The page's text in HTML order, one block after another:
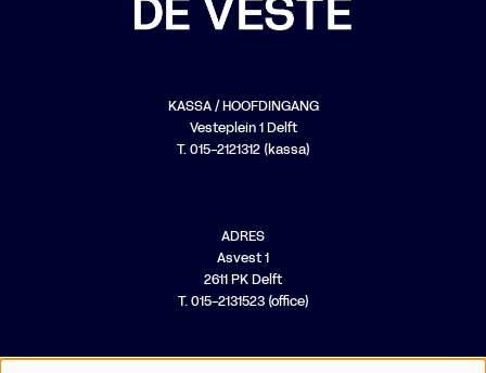
KASSA / HOOFDINGANG
Vesteplein 1 Delft
T. 015-2121312 (kassa)
ADRES
Asvest 1
2611 PK Delft
T. 015-2131523 (office)